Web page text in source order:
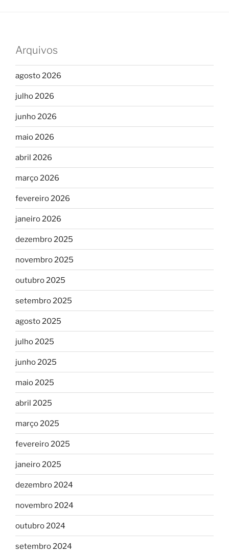
Arquivos
agosto 2026
julho 2026
junho 2026
maio 2026
abril 2026
março 2026
fevereiro 2026
janeiro 2026
dezembro 2025
novembro 2025
outubro 2025
setembro 2025
agosto 2025
julho 2025
junho 2025
maio 2025
abril 2025
março 2025
fevereiro 2025
janeiro 2025
dezembro 2024
novembro 2024
outubro 2024
setembro 2024